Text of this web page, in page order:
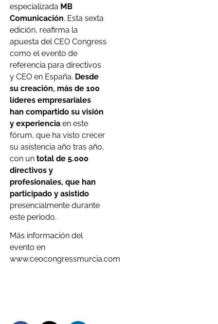
especializada MB
Comunicación. Esta sexta
edición, reafirma la
apuesta del CEO Congress
como el evento de
referencia para directivos
y CEO en España. Desde
su creación, más de 100
líderes empresariales
han compartido su visión
y experiencia en este
fórum, que ha visto crecer
su asistencia año tras año,
con un total de 5.000
directivos y
profesionales, que han
participado y asistido
presencialmente durante
este periodo.
Más información del
evento en
www.ceocongressmurcia.com